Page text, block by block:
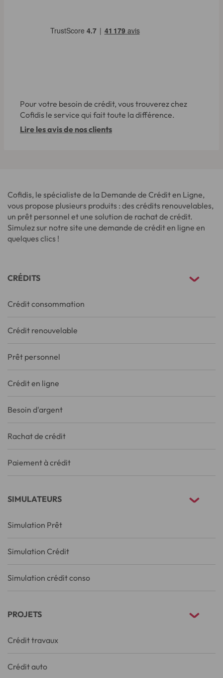
Pour votre besoin de crédit, vous trouverez chez
Cofidis le service qui fait toute la différence.
Lire les avis de nos clients
Cofidis, le spécialiste de la Demande de Crédit en Ligne,
vous propose plusieurs produits : des crédits renouvelables,
un prêt personnel et une solution de rachat de crédit.
Simulez sur notre site une demande de crédit en ligne en
quelques clics !
CRÉDITS
Crédit consommation
Crédit renouvelable
Prêt personnel
Crédit en ligne
Besoin d'argent
Rachat de crédit
Paiement à crédit
SIMULATEURS
Simulation Prêt
Simulation Crédit
Simulation crédit conso
PROJETS
Crédit travaux
Crédit auto